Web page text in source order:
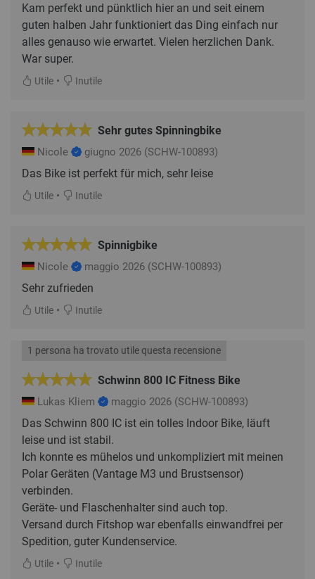
Kam perfekt und pünktlich hier an und seit einem
guten halben Jahr funktioniert das Ding einfach nur
alles genauso wie erwartet. Vielen herzlichen Dank.
War super.
Utile • Inutile
Sehr gutes Spinningbike
Nicole giugno 2026 (SCHW-100893)
Das Bike ist perfekt für mich, sehr leise
Utile • Inutile
Spinnigbike
Nicole maggio 2026 (SCHW-100893)
Sehr zufrieden
Utile • Inutile
Schwinn 800 IC Fitness Bike
1 persona ha trovato utile questa recensione
Lukas Kliem maggio 2026 (SCHW-100893)
Das Schwinn 800 IC ist ein tolles Indoor Bike, läuft
leise und ist stabil.
Ich konnte es mühelos und unkompliziert mit meinen
Polar Geräten (Vantage M3 und Brustsensor)
verbinden.
Geräte- und Flaschenhalter sind auch top.
Versand durch Fitshop war ebenfalls einwandfrei per
Spedition, guter Kundenservice.
Utile • Inutile